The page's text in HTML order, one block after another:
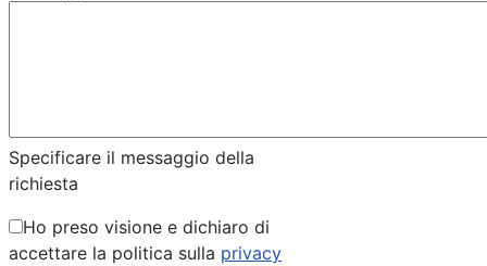
Specificare il messaggio della
richiesta
Ho preso visione e dichiaro di
accettare la politica sulla privacy